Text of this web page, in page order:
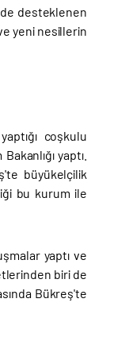
desteklenen
yeni nesillerin
coşkulu
yaptı.
büyükelçilik
bu kurum ile
yaptı ve
biri de
Bükreş'te